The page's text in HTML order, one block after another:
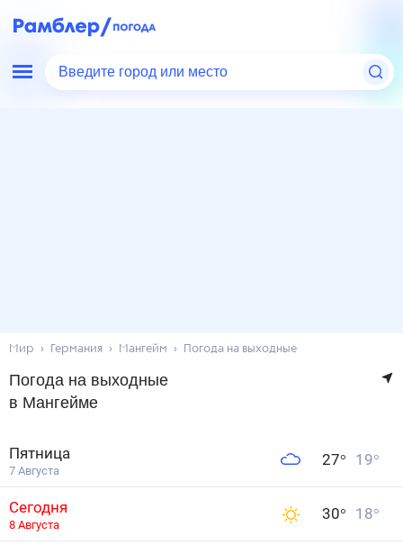
Введите город или место
Мир Германия Мангейм Погода на выходные
Погода на выходные
в Мангейме
Пятница
7 Августа
27° 19°
Сегодня
8 Августа
30° 18°